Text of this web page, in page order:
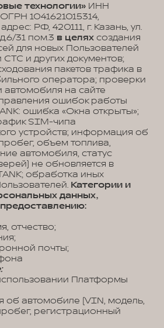
технологии» ИНН
1041621015314,
РФ, 420111, г. Казань, ул.
31 пом.3 в целях создания
для новых Пользователей
и других документов;
пакетов трафика в
оператора; проверки
автомобиля на сайте
ошибок работы
ошибка «Окна открыты»;
SIM-чипа
устройств; информация об
объем топлива,
автомобиля, статус
не обновляется в
обработка иных
Категории и
данных,
отчество;
почты;
Платформы
об автомобиле (VIN, модель,
регистрационный